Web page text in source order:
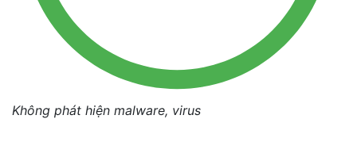
Không phát hiện malware, virus